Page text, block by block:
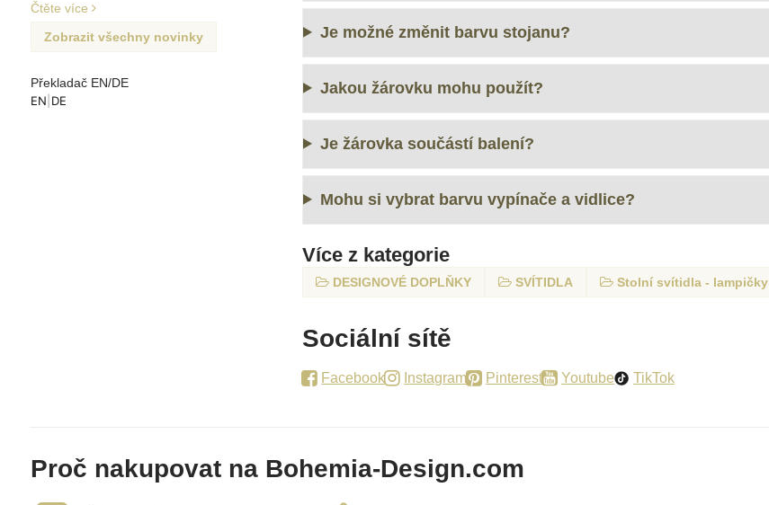
Je možné změnit barvu stojanu?
Jakou žárovku mohu použít?
Je žárovka součástí balení?
Mohu si vybrat barvu vypínače a vidlice?
Více z kategorie
DESIGNOVÉ DOPLŇKY SVÍTIDLA Stolní svítidla - lampičky
Sociální sítě
Facebook Instagram Pinterest Youtube TikTok
Čtěte více
Zobrazit všechny novinky
Překladač EN/DE
EN DE
Proč nakupovat na Bohemia-Design.com